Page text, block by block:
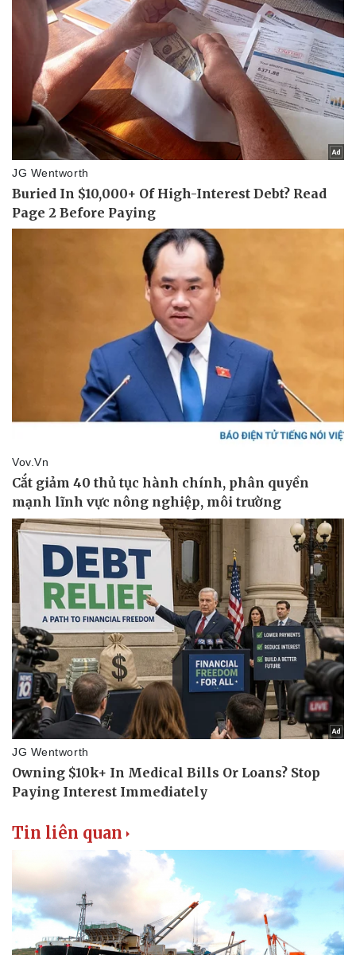
Thể thao
Bóng đá
Lịch thi đấu bóng đá
eSports
Ô tô - Xe máy
Ô tô
Xe máy
Tin liên quan